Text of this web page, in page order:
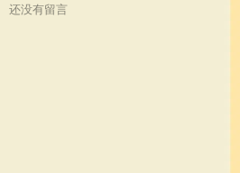
还没有留言